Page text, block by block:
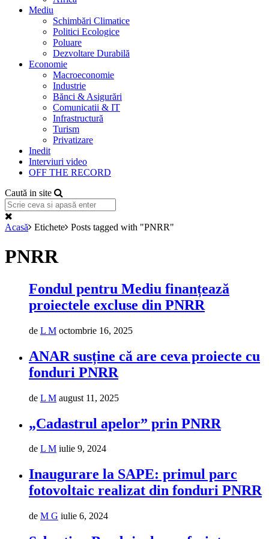
Mediu
Schimbări Climatice
Politici Ecologice
Poluare
Dezvoltare Durabilă
Economie
Macroeconomie
Industrie
Bănci & Asigurări
Comunicatii & IT
Infrastructură
Turism
Privatizare
Inedit
Interviuri video
OFF THE RECORD
Caută in site
Acasă Etichete Posts tagged with "PNRR"
PNRR
Fondul pentru Mediu finanțează
proiectele excluse din PNRR
de L M octombrie 16, 2025
ANAR susține că are ceva proiecte cu
fonduri PNRR
de L M august 11, 2025
„Cadastrul apelor” prin PNRR
de L M iulie 9, 2024
Inaugurare la SAPE: primul parc
fotovoltaic realizat din fonduri PNRR
de M G iulie 6, 2024